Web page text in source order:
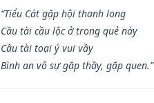
“Tiểu Cát gặp hội thanh long
Cầu tài cầu lộc ở trong quẻ này
Cầu tài toại ý vui vầy
Bình an vô sự gặp thầy, gặp quen.”